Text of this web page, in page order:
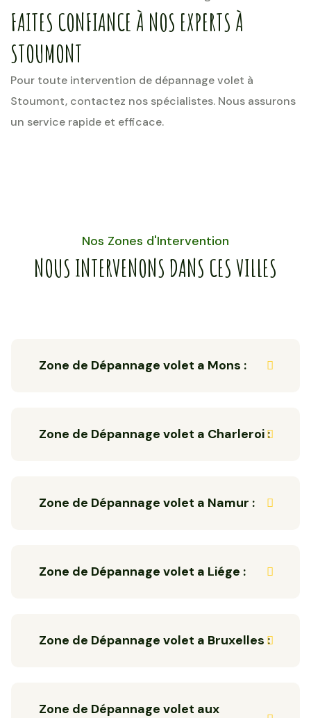
FAITES CONFIANCE À NOS EXPERTS À
STOUMONT
Pour toute intervention de dépannage volet à
Stoumont, contactez nos spécialistes. Nous assurons
un service rapide et efficace.
Nos Zones d'Intervention
NOUS INTERVENONS DANS CES VILLES
Zone de Dépannage volet a Mons :
Zone de Dépannage volet a Charleroi :
Zone de Dépannage volet a Namur :
Zone de Dépannage volet a Liége :
Zone de Dépannage volet a Bruxelles :
Zone de Dépannage volet aux